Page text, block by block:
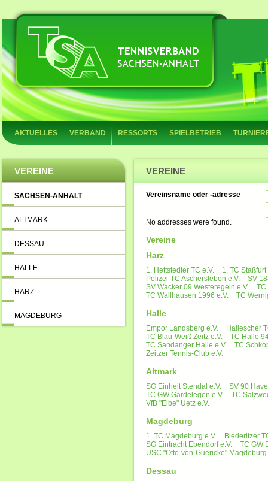
AKTUELLES VERBAND RESSORTS SPIELBETRIEB
VEREINE
SACHSEN-ANHALT
ALTMARK
DESSAU
HALLE
HARZ
MAGDEBURG
VEREINE
Vereinsname oder -adresse
No addresses were found.
Vereine
Harz
1. Hettstedter TC e.V.
1. TC Staßfurt
Polizei-TC Aschersleben e.V.
SV
SV Wacker 09 Westeregeln e.V.
TC
TC Wallhausen 1996 e.V.
TC
Halle
Empor Landsberg e.V.
Hallescher
TC Blau-Weiß Zeitz e.V.
TC Halle
TC Sandanger Halle e.V.
TC
Zeitzer Tennis-Club e.V.
Altmark
SG Einheit Stendal e.V.
SV 90
TC GW Gardelegen e.V.
TC
VfB "Elbe" Uetz e.V.
Magdeburg
1. TC Magdeburg e.V.
Biederitzer
SG Eintracht Ebendorf e.V.
TC GW
USC "Otto-von-Guericke" Magdeburg
Dessau